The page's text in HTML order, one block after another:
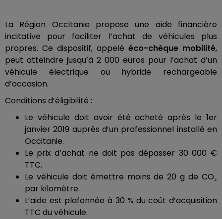
La Région Occitanie propose une aide financière
incitative pour faciliter l’achat de véhicules plus
propres. Ce dispositif, appelé éco-chèque mobilité,
peut atteindre jusqu’à 2 000 euros pour l’achat d’un
véhicule électrique ou hybride rechargeable
d’occasion.
Conditions d’éligibilité :
Le véhicule doit avoir été acheté après le 1er
janvier 2019 auprès d’un professionnel installé en
Occitanie.
Le prix d’achat ne doit pas dépasser 30 000 €
TTC.
Le véhicule doit émettre moins de 20 g de CO₂
par kilomètre.
L’aide est plafonnée à 30 % du coût d’acquisition
TTC du véhicule.